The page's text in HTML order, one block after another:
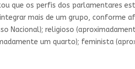
que os perfis dos parlamentares
mais de um grupo, conforme
Nacional); religioso
um quarto); feminista